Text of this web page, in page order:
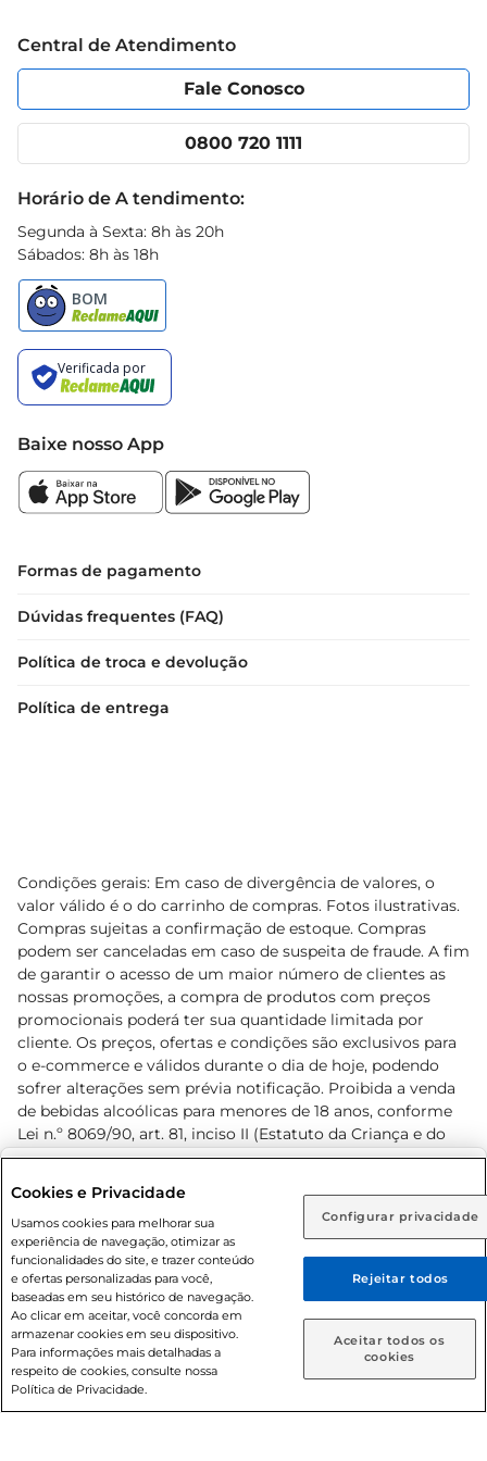
Rio de Janeiro (RJ) Goiás (GO)
Ou
Caso queira comprar online, informe como deseja receber
suas compras:
Entrega em casa Retire em Loja
Política de Privacidade
Portal do fornecedor
Cencosud Media
Código de Ética
App Prezunic
Central de Atendimento
Fale Conosco
0800 720 1111
Horário de A tendimento:
Segunda à Sexta: 8h às 20h
Sábados: 8h às 18h
Baixe nosso App
Formas de pagamento
Dúvidas frequentes (FAQ)
Política de troca e devolução
Política de entrega
Condições gerais: Em caso de divergência de valores, o
valor válido é o do carrinho de compras. Fotos ilustrativas.
Compras sujeitas a confirmação de estoque. Compras
podem ser canceladas em caso de suspeita de fraude. A fim
de garantir o acesso de um maior número de clientes as
nossas promoções, a compra de produtos com preços
promocionais poderá ter sua quantidade limitada por
cliente. Os preços, ofertas e condições são exclusivos para
o e-commerce e válidos durante o dia de hoje, podendo
sofrer alterações sem prévia notificação. Proibida a venda
de bebidas alcoólicas para menores de 18 anos, conforme
Lei n.º 8069/90, art. 81, inciso II (Estatuto da Criança e do
Adolescente). Preços e condições exclusivos para o
prévio. O valor mínimo para as compras on-line é de R$
80,00.
© 2026 Copyright. Todos os direitos
reservados Prezunic.
Cookies e Privacidade
Usamos cookies para melhorar sua
experiência de navegação, otimizar as
funcionalidades do site, e trazer conteúdo
e ofertas personalizadas para você,
baseadas em seu histórico de navegação.
Ao clicar em aceitar, você concorda em
armazenar cookies em seu dispositivo.
Para informações mais detalhadas a
respeito de cookies, consulte nossa
Política de Privacidade.
Configurar privacidade
Rejeitar todos
Aceitar todos os
cookies